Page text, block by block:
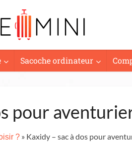
Sacoche ordinateur
pour
?» Kaxidy – sac à dos pour